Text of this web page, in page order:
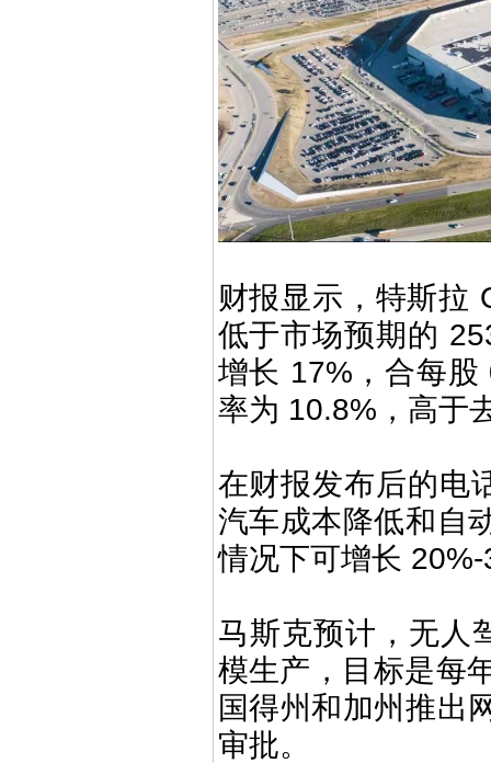
财报显示，特斯拉
低于市场预期的
增长 17%，合每
率为 10.8%，高于
在财报发布后的电
汽车成本降低和自
情况下可增长
马斯克预计，无人
模生产，目标是每
国得州和加州推出
审批。